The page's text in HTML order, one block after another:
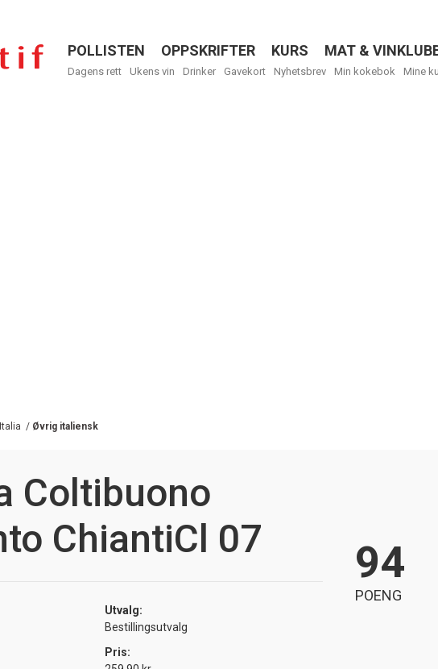
Menu
POLLISTEN OPPSKRIFTER KURS MAT &
Dagens rett Ukens vin Drinker Gavekort Nyhetsbrev Min kokebok Mine
Italia / Øvrig italiensk
Coltibuono
ChiantiCl 07
Utvalg:
Bestillingsutvalg
Pris:
94
POENG